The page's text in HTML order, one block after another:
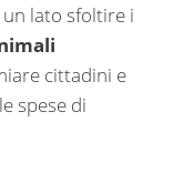
lato sfoltire i
cittadini e
spese di